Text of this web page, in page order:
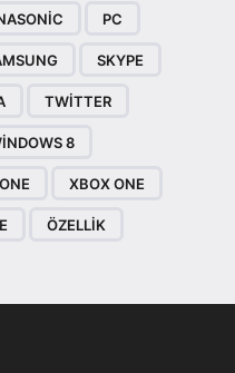
PC
SKYPE
TWITTER
8
XBOX ONE
ÖZELLIK